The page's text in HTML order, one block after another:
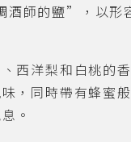
師的鹽”，以形
西洋梨和白桃的
，同時帶有蜂蜜
。